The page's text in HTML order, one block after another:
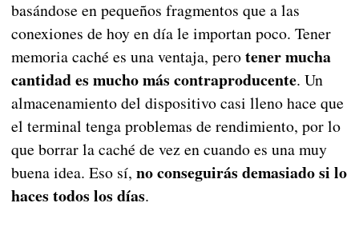
basándose en pequeños fragmentos que a las
conexiones de hoy en día le importan poco. Tener
memoria caché es una ventaja, perotener mucha
cantidad es mucho más contraproducente. Un
almacenamiento del dispositivo casi lleno hace que
el terminal tenga problemas de rendimiento, por lo
que borrar la caché de vez en cuando es una muy
buena idea. Eso sí, no conseguirás demasiado si lo
haces todos los días.